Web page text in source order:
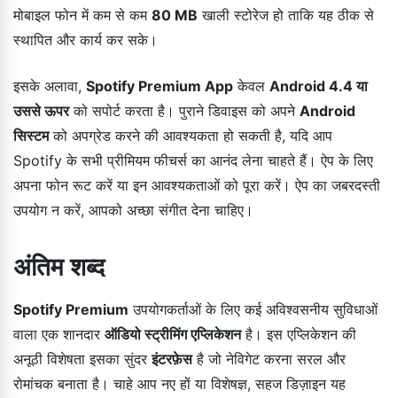
मोबाइल फोन में कम से कम 80 MB खाली स्टोरेज हो ताकि यह ठीक से
स्थापित और कार्य कर सके।
इसके अलावा, Spotify Premium App केवल Android 4.4 या
उससे ऊपरको सपोर्ट करता है। पुराने डिवाइस को अपने Android
सिस्टमको अपग्रेड करने की आवश्यकता हो सकती है, यदि आप
Spotify के सभी प्रीमियम फीचर्स का आनंद लेना चाहते हैं। ऐप के लिए
अपना फोन रूट करें या इन आवश्यकताओं को पूरा करें। ऐप का जबरदस्ती
उपयोग न करें, आपको अच्छा संगीत देना चाहिए।
अंतिम शब्द
Spotify Premium उपयोगकर्ताओं के लिए कई अविश्वसनीय सुविधाओं
वाला एक शानदार ऑडियो स्ट्रीमिंग एप्लिकेशनहै। इस एप्लिकेशन की
अनूठी विशेषता इसका सुंदरइंटरफ़ेसहै जो नेविगेट करना सरल और
रोमांचक बनाता है। चाहे आप नए हों या विशेषज्ञ, सहज डिज़ाइन यह